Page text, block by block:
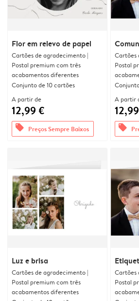
Flor em relevo de papel
Cartões de agradecimento |
Postal premium com três
acabamentos diferentes
Conjunto de 10 cartões
A partir de
12,99 €
offers Preços Sempre Baixos
Cartões
Postal
A partir
offers
Luz e brisa
Cartões de agradecimento |
Postal premium com três
acabamentos diferentes
Cartões
Postal